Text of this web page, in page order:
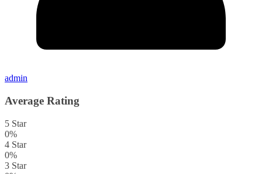
admin
Average Rating
5 Star
0%
4 Star
0%
3 Star